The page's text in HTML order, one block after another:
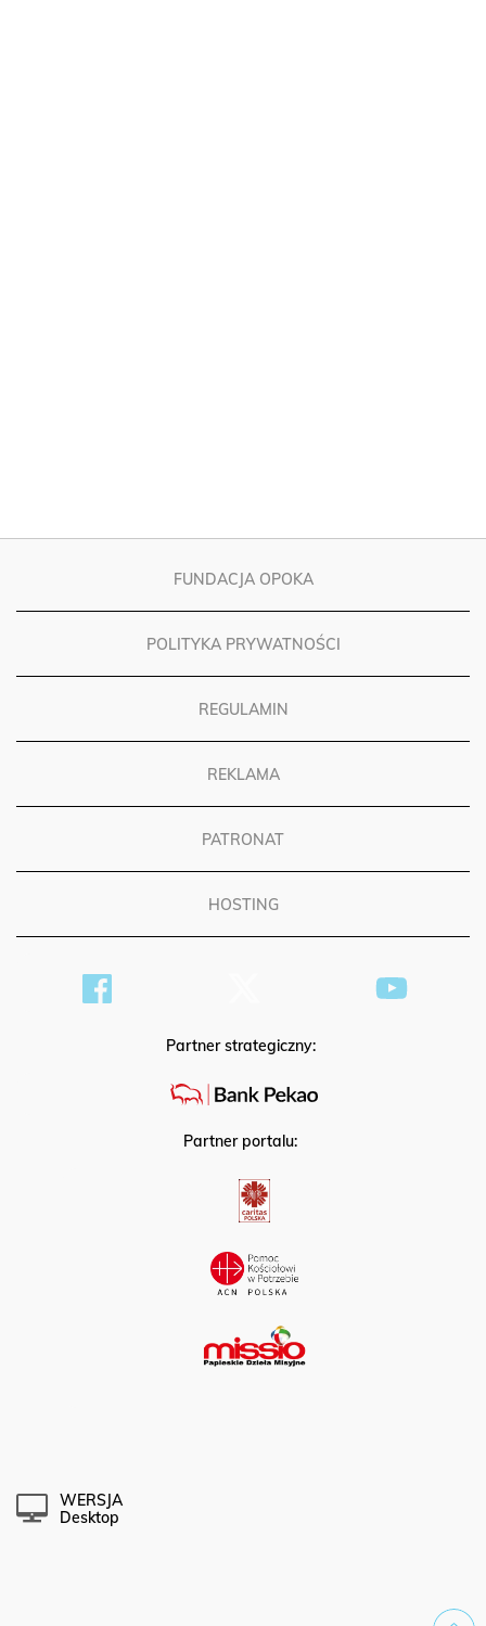
FUNDACJA OPOKA
POLITYKA PRYWATNOŚCI
REGULAMIN
REKLAMA
PATRONAT
HOSTING
Partner strategiczny:
Partner portalu:
WERSJA
Desktop